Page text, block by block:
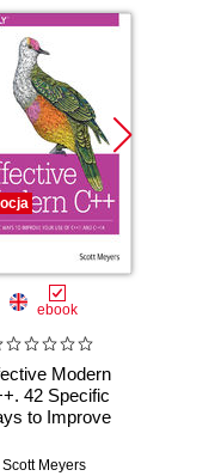
ebook
Modern
42 Specific
to Improve
and C++14
Scott Meyers